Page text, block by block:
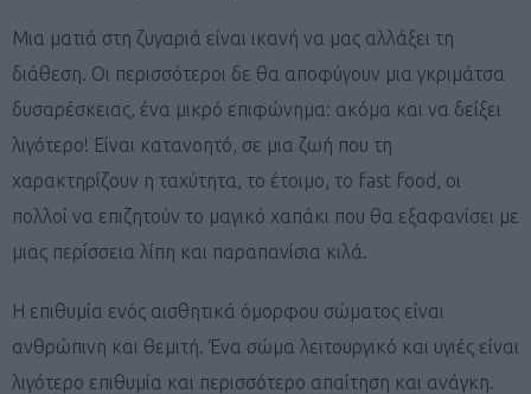
Μια ματιά στη ζυγαριά είναι ικανή να μας αλλάξει τη
διάθεση. Οι περισσότεροι δε θα αποφύγουν μια γκριμάτσα
δυσαρέσκειας, ένα μικρό επιφώνημα: ακόμα και να δείξει
λιγότερο! Είναι κατανοητό, σε μια ζωή που τη
χαρακτηρίζουν η ταχύτητα, το έτοιμο, το fast food, οι
πολλοί να επιζητούν το μαγικό χαπάκι που θα εξαφανίσει με
μιας περίσσεια λίπη και παραπανίσια κιλά.
Η επιθυμία ενός αισθητικά όμορφου σώματος είναι
ανθρώπινη και θεμιτή. Ένα σώμα λειτουργικό και υγιές είναι
λιγότερο επιθυμία και περισσότερο απαίτηση και ανάγκη.